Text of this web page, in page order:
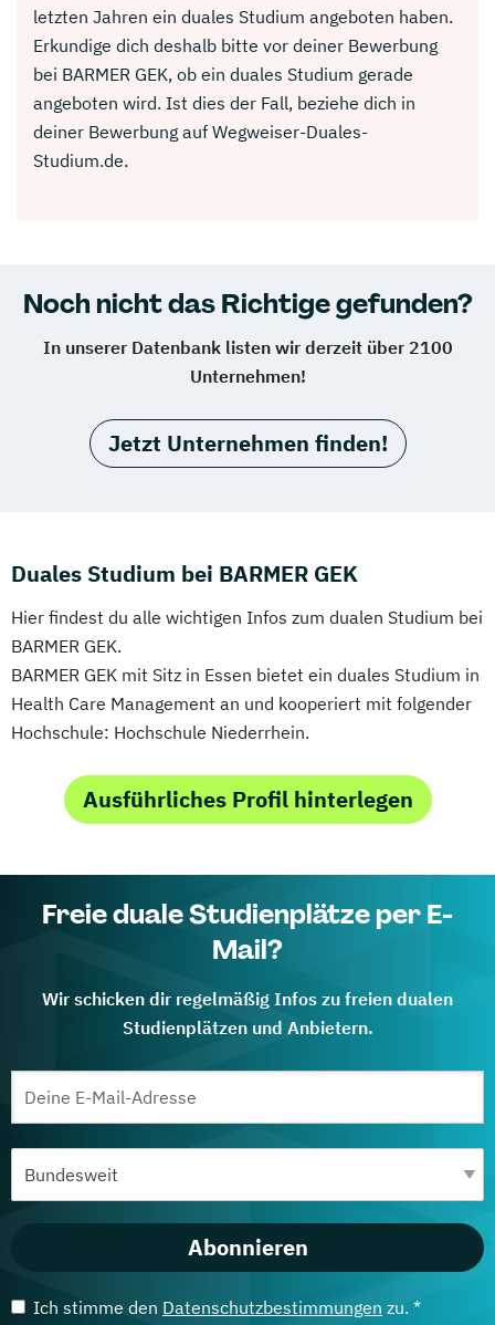
letzten Jahren ein duales Studium angeboten haben.
Erkundige dich deshalb bitte vor deiner Bewerbung
bei BARMER GEK, ob ein duales Studium gerade
angeboten wird. Ist dies der Fall, beziehe dich in
deiner Bewerbung auf Wegweiser-Duales-
Studium.de.
Noch nicht das Richtige gefunden?
In unserer Datenbank listen wir derzeit über 2100
Unternehmen!
Jetzt Unternehmen finden!
Duales Studium bei BARMER GEK
Hier findest du alle wichtigen Infos zum dualen Studium bei
BARMER GEK.
BARMER GEK mit Sitz in Essen bietet ein duales Studium in
Health Care Management an und kooperiert mit folgender
Hochschule: Hochschule Niederrhein.
Ausführliches Profil hinterlegen
Freie duale Studienplätze per E-
Mail?
Wir schicken dir regelmäßig Infos zu freien dualen
Studienplätzen und Anbietern.
Abonnieren
Ich stimme den Datenschutzbestimmungen zu. *